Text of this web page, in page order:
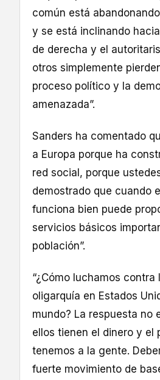
común está
y se está inclinando
de derecha y el
otros simplemente
proceso político y la
amenazada”.
Sanders ha comentado
a Europa porque ha
red social, porque
demostrado que cuando
funciona bien puede
servicios básicos
población”.
“¿Cómo luchamos
oligarquía en Estados
mundo? La respuesta no
ellos tienen el dinero y el
tenemos a la gente.
fuerte movimiento de